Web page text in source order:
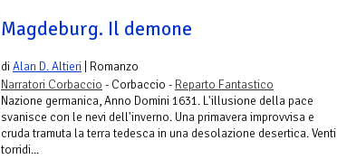
Magdeburg. Il demone
diAlan D. Altieri | Romanzo
Narratori Corbaccio - Corbaccio - Reparto Fantastico
Nazione germanica, Anno Domini 1631. L'illusione della pace
svanisce con le nevi dell'inverno. Una primavera improvvisa e
cruda tramuta la terra tedesca in una desolazione desertica. Venti
torridi...